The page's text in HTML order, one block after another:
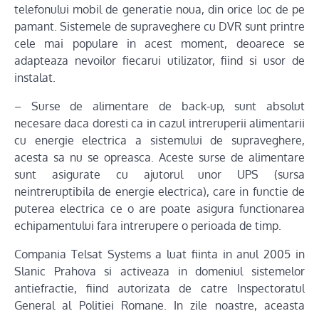
telefonului mobil de generatie noua, din orice loc de pe
pamant. Sistemele de supraveghere cu DVR sunt printre
cele mai populare in acest moment, deoarece se
adapteaza nevoilor fiecarui utilizator, fiind si usor de
instalat.
– Surse de alimentare de back-up, sunt absolut
necesare daca doresti ca in cazul intreruperii alimentarii
cu energie electrica a sistemului de supraveghere,
acesta sa nu se opreasca. Aceste surse de alimentare
sunt asigurate cu ajutorul unor UPS (sursa
neintreruptibila de energie electrica), care in functie de
puterea electrica ce o are poate asigura functionarea
echipamentului fara intrerupere o perioada de timp.
Compania Telsat Systems a luat fiinta in anul 2005 in
Slanic Prahova si activeaza in domeniul sistemelor
antiefractie, fiind autorizata de catre Inspectoratul
General al Politiei Romane. In zile noastre, aceasta